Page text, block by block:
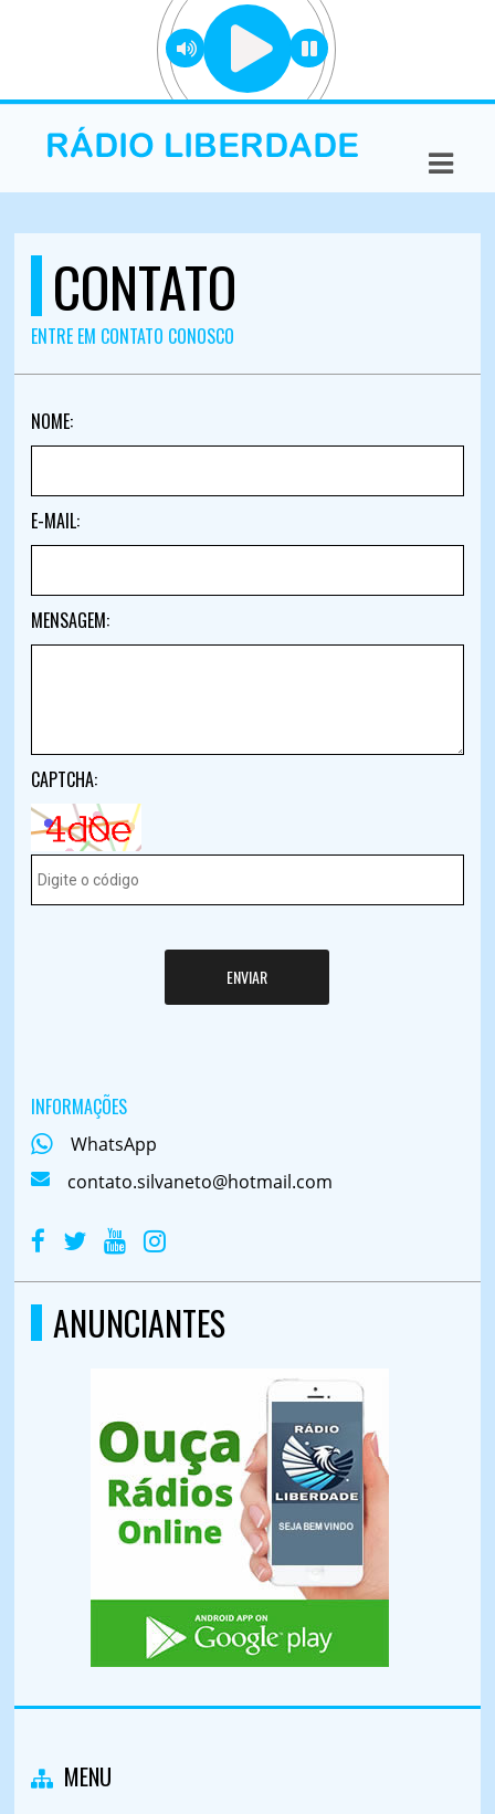
CONTATO
ENTRE EM CONTATO CONOSCO
NOME:
E-MAIL:
MENSAGEM:
CAPTCHA:
ENVIAR
INFORMAÇÕES
WhatsApp
contato.silvaneto@hotmail.com
ANUNCIANTES
MENU